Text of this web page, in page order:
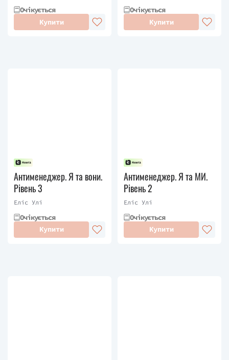
Очікується
Купити
Очікується
Купити
Антименеджер. Я та вони.
Рівень 3
Еліс Улі
Очікується
Купити
Антименеджер. Я та МИ.
Рівень 2
Еліс Улі
Очікується
Купити